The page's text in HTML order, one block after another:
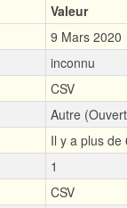
Valeur
9 Mars 2020
inconnu
CSV
Autre
Il y a plus de
1
CSV